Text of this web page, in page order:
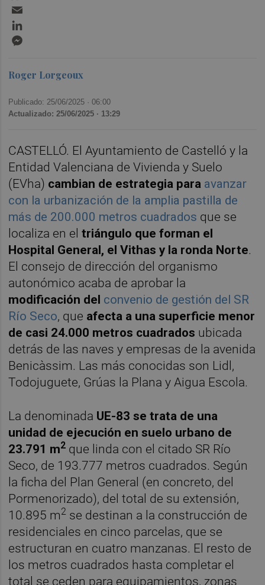
Roger Lorgeoux
Publicado: 25/06/2025 ·06:00
Actualizado: 25/06/2025 · 13:29
CASTELLÓ. El Ayuntamiento de Castelló y la
Entidad Valenciana de Vivienda y Suelo
(EVha) cambian de estrategia para avanzar
con la urbanización de la amplia pastilla de
más de 200.000 metros cuadrados que se
localiza en el triángulo que forman el
Hospital General, el Vithas y la ronda Norte.
El consejo de dirección del organismo
autonómico acaba de aprobar la
modificación del convenio de gestión del SR
Río Seco, que afecta a una superficie menor
de casi 24.000 metros cuadrados ubicada
detrás de las naves y empresas de la avenida
Benicàssim. Las más conocidas son Lidl,
Todojuguete, Grúas la Plana y Aigua Escola.
La denominada UE-83 se trata de una
unidad de ejecución en suelo urbano de
23.791 m2 que linda con el citado SR Río
Seco, de 193.777 metros cuadrados. Según
la ficha del Plan General (en concreto, del
Pormenorizado), del total de su extensión,
10.895 m2 se destinan a la construcción de
residenciales en cinco parcelas, que se
estructuran en cuatro manzanas. El resto de
los metros cuadrados hasta completar el
total se ceden para equipamientos, zonas